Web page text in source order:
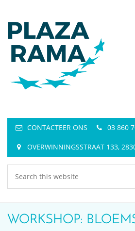
CONTACTEER ONS 03 860
OVERWINNINGSSTRAAT 133,
WORKSHOP: